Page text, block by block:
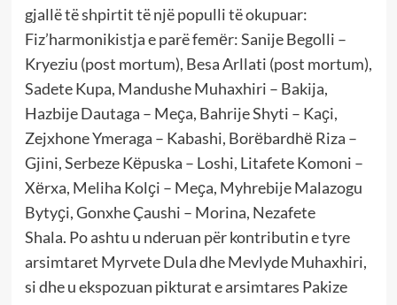
gjallë të shpirtit të një populli të okupuar:
Fiz’harmonikistja e parë femёr: Sanije Begolli –
Kryeziu (post mortum), Besa Arllati (post mortum),
Sadete Kupa, Mandushe Muhaxhiri – Bakija,
Hazbije Dautaga – Meҫa, Bahrije Shyti – Kaҫi,
Zejxhone Ymeraga – Kabashi, Borёbardhё Riza –
Gjini, Serbeze Kёpuska – Loshi, Litafete Komoni –
Xёrxa, Meliha Kolҫi – Meҫa, Myhrebije Malazogu
Bytyҫi, Gonxhe Çaushi – Morina, Nezafete
Shala. Po ashtu u nderuan për kontributin e tyre
arsimtaret Myrvete Dula dhe Mevlyde Muhaxhiri,
si dhe u ekspozuan pikturat e arsimtares Pakize